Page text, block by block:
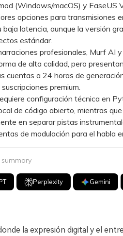
(Windows/macOS) y EaseUS
opciones para transmisiones
baja latencia, aunque la versión
estándar.
profesionales, Murf AI
de alta calidad, pero
cuentas a 24 horas de
premium.
configuración técnica en
de código abierto, mientras
en separar pistas
de modulación para el habla
Perplexity Gemini
la expresión digital y el